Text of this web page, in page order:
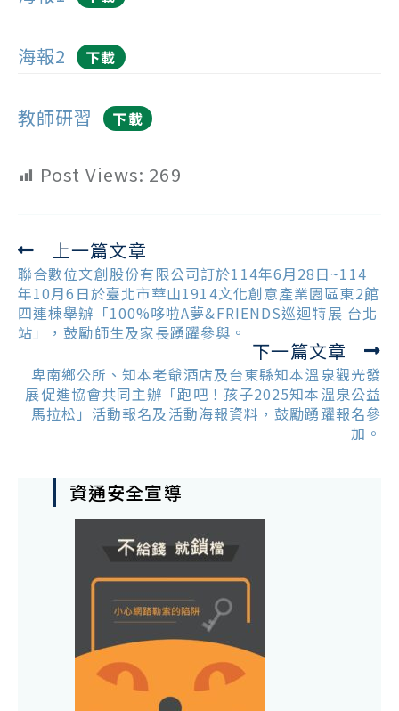
海報2 下載
教師研習 下載
Post Views: 269
Read
more
articles
上一篇文章
聯合數位文創股份有限公司訂於114年6月28日~114
年10月6日於臺北市華山1914文化創意產業園區東2館
四連棟舉辦「100%哆啦A夢&FRIENDS巡迴特展 台北
站」，鼓勵師生及家長踴躍參與。
下一篇文章
卑南鄉公所、知本老爺酒店及台東縣知本溫泉觀光發
展促進協會共同主辦「跑吧！孩子2025知本溫泉公益
馬拉松」活動報名及活動海報資料，鼓勵踴躍報名參
加。
資通安全宣導